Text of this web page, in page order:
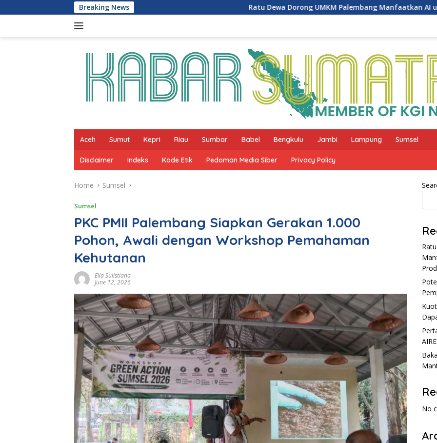
to
Breaking News Ratu Dewa Dorong UMKM Palembang Manfaatkan AI untuk Pemasaran dan
Aceh Sumut Kepri Riau Sumbar Babel Bengkulu Jambi Lampung Sumsel
Disclaimer Indeks Kode Etik Pedoman Media Siber Privacy Policy
Home Sumsel
Sumsel
PKC PMII Palembang Siapkan Gerakan 1.000
Pohon, Awali dengan Workshop Pemahaman
Kehutanan
Ella Sulistiana
June 12, 2026
No